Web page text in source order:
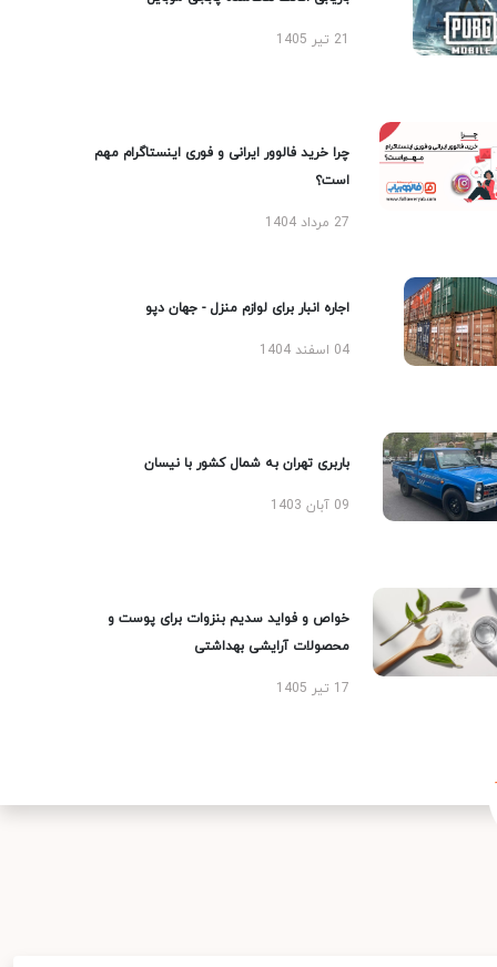
چرا خرید فالوور ایرانی و فوری اینستاگرام مهم
است؟
27 مرداد 1404
اجاره انبار برای لوازم منزل - جهان دپو
04 اسفند 1404
باربری تهران به شمال کشور با نیسان
09 آبان 1403
خواص و فواید سدیم بنزوات برای پوست و
محصولات آرایشی بهداشتی
17 تیر 1405